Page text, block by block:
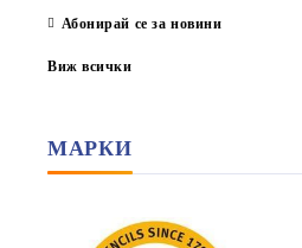
Абонирай се за новини
Виж всички
МАРКИ